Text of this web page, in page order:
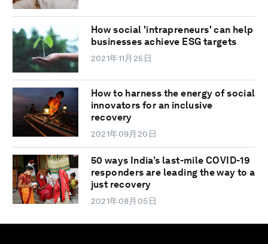
How social 'intrapreneurs' can help
businesses achieve ESG targets
2021年11月25日
How to harness the energy of social
innovators for an inclusive
recovery
2021年09月20日
50 ways India’s last-mile COVID-19
responders are leading the way to a
just recovery
2021年08月05日